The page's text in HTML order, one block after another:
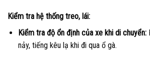
Kiểm tra hệ thống treo, lái:
Kiểm tra độ ổn định của xe khi di chuyển:
nảy, tiếng kêu lạ khi đi qua ổ gà.